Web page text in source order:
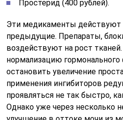
Простерид (400 рублей).
Эти медикаменты действуют
предыдущие. Препараты,
воздействуют на рост
нормализацию гормонального
остановить увеличение
применения ингибиторов
проявляться не так быстро,
Однако уже через несколько